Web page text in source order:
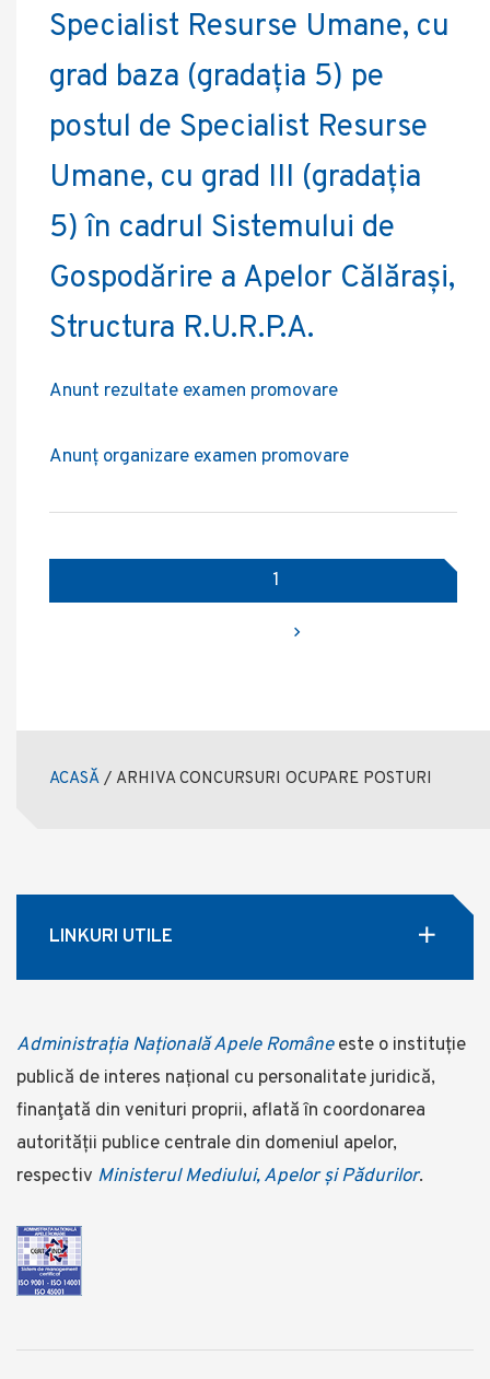
Specialist Resurse Umane, cu
grad baza (gradația 5) pe
postul de Specialist Resurse
Umane, cu grad III (gradația
5) în cadrul Sistemului de
Gospodărire a Apelor Călărași,
Structura R.U.R.P.A.
Anunt rezultate examen promovare
Anunț organizare examen promovare
Posts
1
ACASĂ / ARHIVA CONCURSURI OCUPARE POSTURI
LINKURI UTILE
Administrația Națională Apele Româneeste o instituție
publică de interes național cu personalitate juridică,
finanţată din venituri proprii, aflată în coordonarea
autorității publice centrale din domeniul apelor,
respectiv Ministerul Mediului, Apelor și Pădurilor.